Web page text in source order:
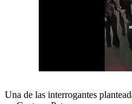
Una de las interrogantes